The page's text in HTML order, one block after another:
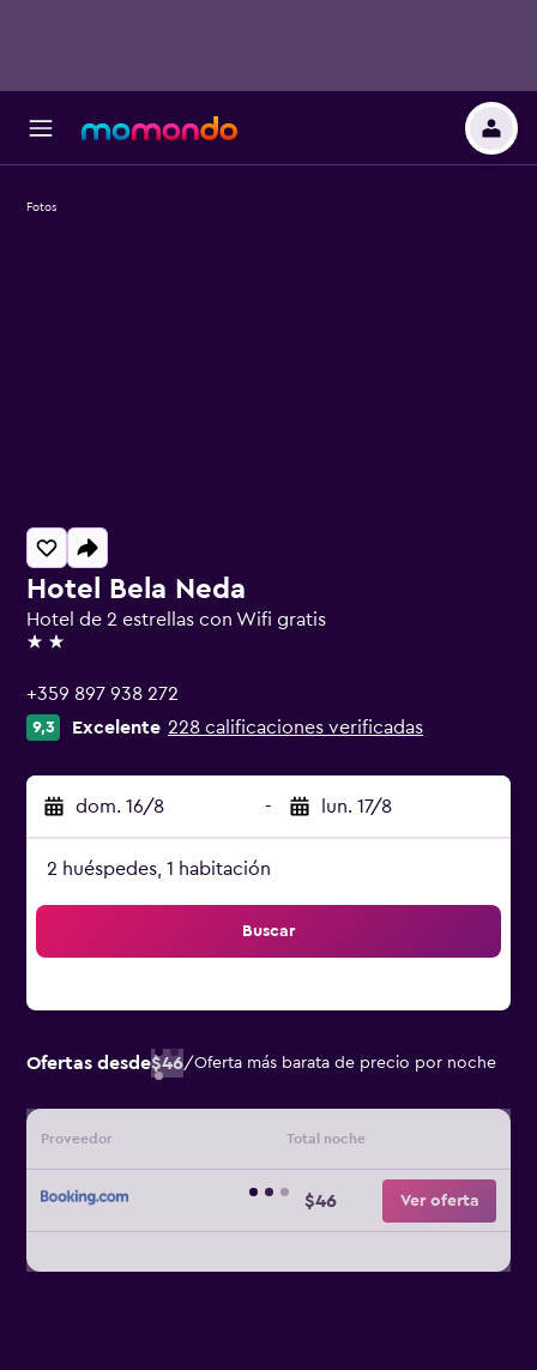
Hotel Bela Neda
Hotel de 2 estrellas con Wifi gratis
2 estrellas
+359 897 938 272
9,3 Excelente 228 calificaciones verificadas
dom. 16/8 - lun. 17/8
2 huéspedes, 1 habitación
Buscar
Ofertas desde$46/Oferta más barata de precio por noche
Proveedor Total noche
$46 Ver oferta
Fotos